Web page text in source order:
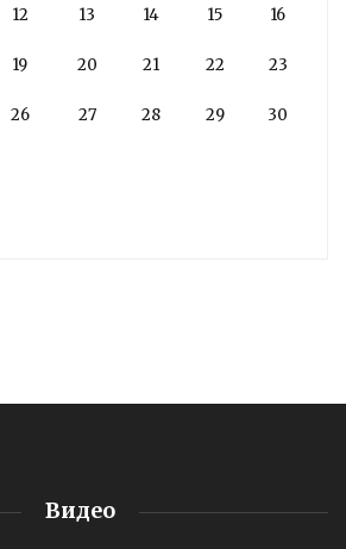
12 13 14 15 16
19 20 21 22 23
26 27 28 29 30
Видео